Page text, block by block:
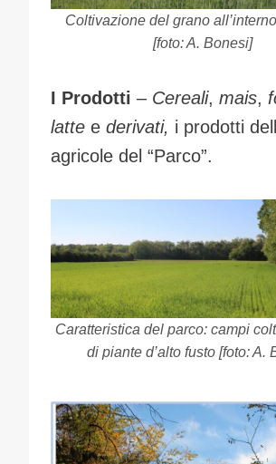
Coltivazione del grano
[foto: A. Bonesi]
I Prodotti – Cereali, mais,
latte e derivati, i prodotti
agricole del “Parco”.
Caratteristica del parco: campi
di piante d’alto fusto [foto: A.